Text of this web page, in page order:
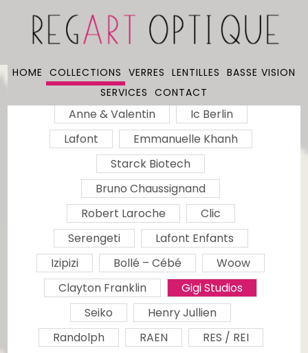
HOME COLLECTIONS VERRES LENTILLES BASSE VISION
SERVICES CONTACT
Anne & Valentin
Ic Berlin
Lafont
Emmanuelle Khanh
Starck Biotech
Bruno Chaussignand
Robert Laroche
Clic
Serengeti
Lafont Enfants
Izipizi
Bollé – Cébé
Woow
Clayton Franklin
Gigi Studios
Seiko
Henry Jullien
Randolph
RAEN
RES / REI